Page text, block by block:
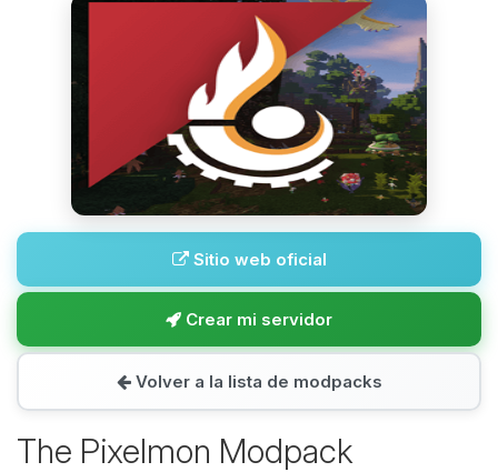
Sitio web oficial
Crear mi servidor
Volver a la lista de modpacks
The Pixelmon Modpack